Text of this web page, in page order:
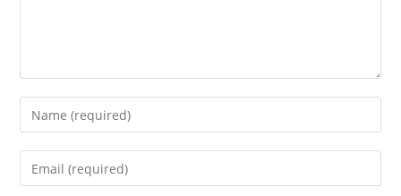
Enter
your
name
Enter
your